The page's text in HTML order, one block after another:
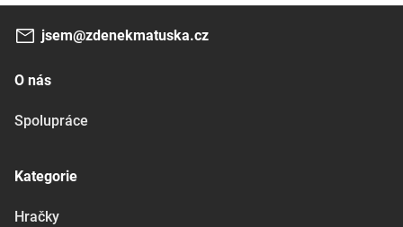
jsem@zdenekmatuska.cz
O nás
Spolupráce
Kategorie
Hračky